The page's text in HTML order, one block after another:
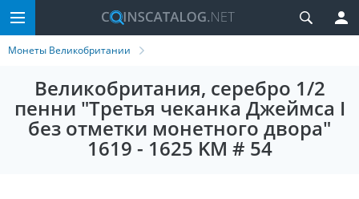
Монеты Великобритании
Великобритания, серебро 1/2
пенни "Третья чеканка Джеймса I
без отметки монетного двора"
1619 - 1625 KM # 54